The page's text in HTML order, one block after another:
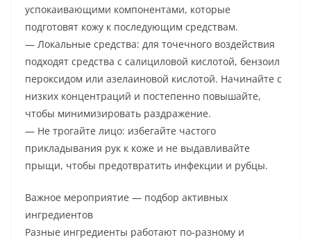
успокаивающими компонентами, которые
подготовят кожу к последующим средствам.
— Локальные средства: для точечного воздействия
подходят средства с салициловой кислотой, бензоил
пероксидом или азелаиновой кислотой. Начинайте с
низких концентраций и постепенно повышайте,
чтобы минимизировать раздражение.
— Не трогайте лицо: избегайте частого
прикладывания рук к коже и не выдавливайте
прыщи, чтобы предотвратить инфекции и рубцы.
Важное мероприятие — подбор активных
ингредиентов
Разные ингредиенты работают по-разному и